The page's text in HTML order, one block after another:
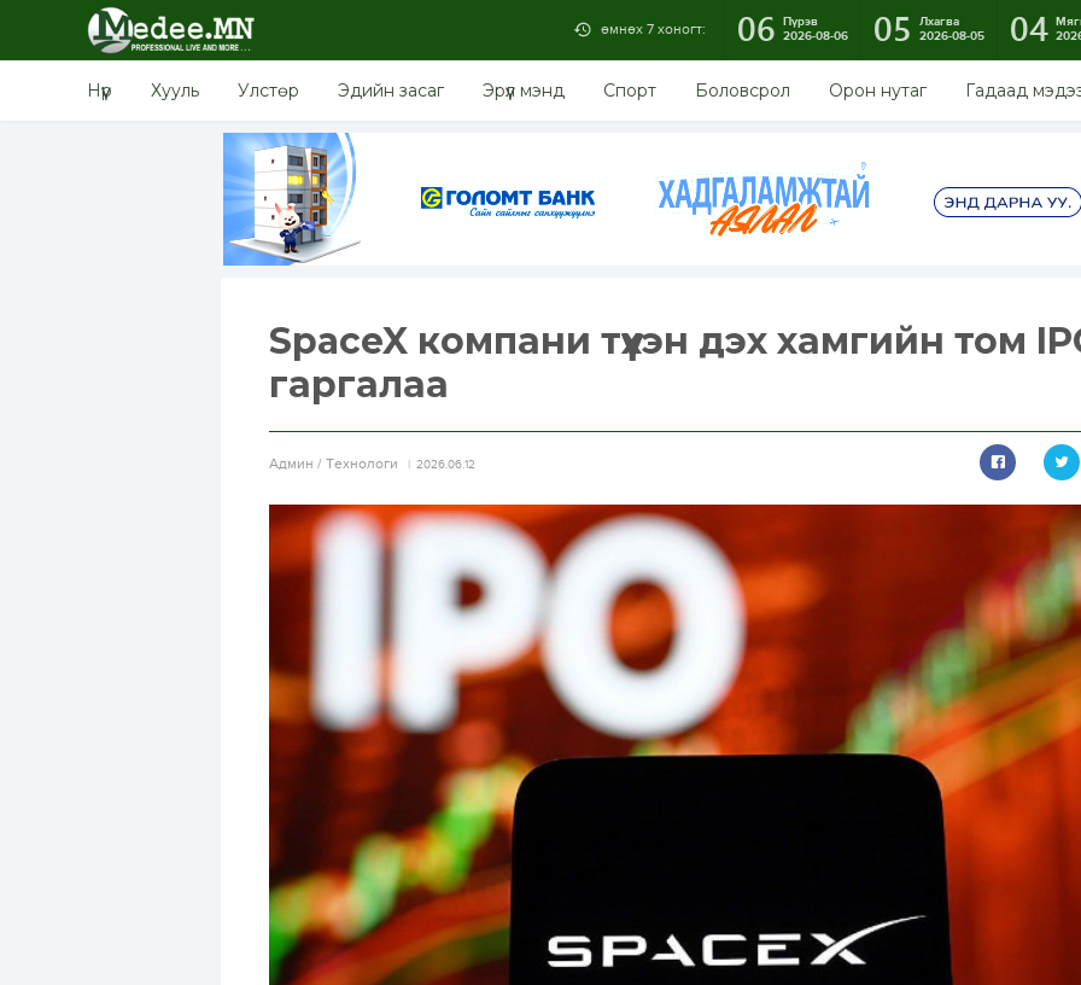
өмнөх 7 хоногт: 06 Пүрэв
2026-08-06
05
Лхагва
2026-08-05
04
Нүүр Хууль Улстөр Эдийн засаг Эрүүл мэнд Спорт Боловсрол Орон нутаг Гадаад
SpaceX компани түүхэн дэх хамгийн том
гаргалаа
Aдмин / Технологи 2026.06.12